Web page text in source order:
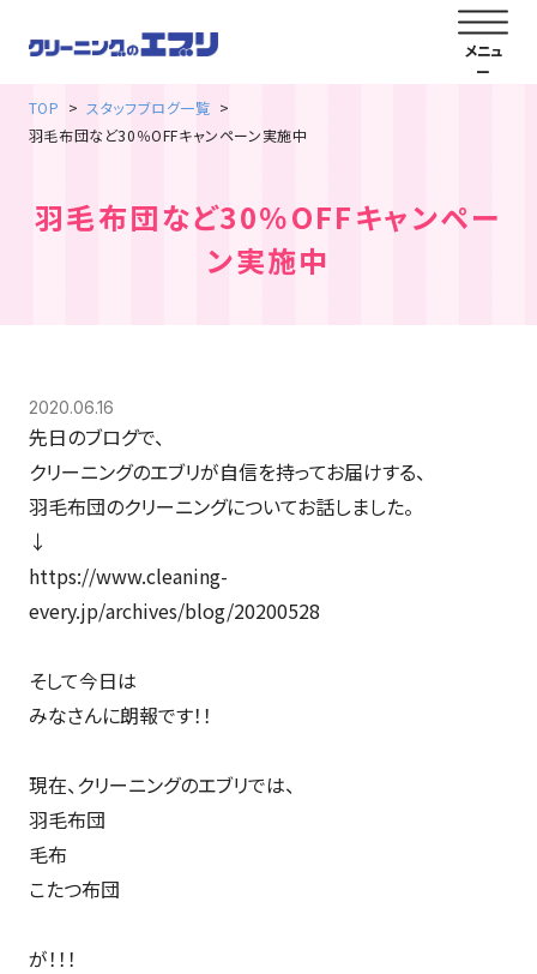
TOP
スタッフブログ一覧
羽毛布団など30％OFFキャンペーン実施中
羽毛布団など30％OFFキャンペー
ン実施中
2020.06.16
先日のブログで、
クリーニングのエブリが自信を持ってお届けする、
羽毛布団のクリーニングについてお話しました。
↓
https://www.cleaning-
every.jp/archives/blog/20200528
そして今日は
みなさんに朗報です！！
現在、クリーニングのエブリでは、
羽毛布団
毛布
こたつ布団
が！！！